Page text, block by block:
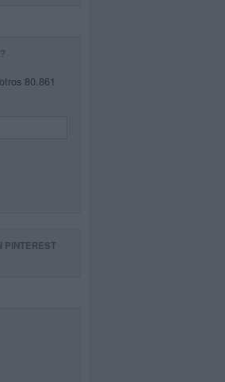
80.861
PINTEREST